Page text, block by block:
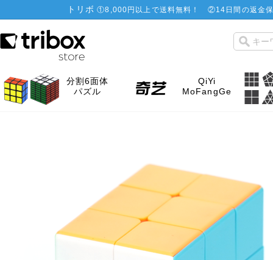
トリボ ①8,000円以上で送料無料！ ②14日間の返金
分割6面体
パズル
QiYi
MoFangGe